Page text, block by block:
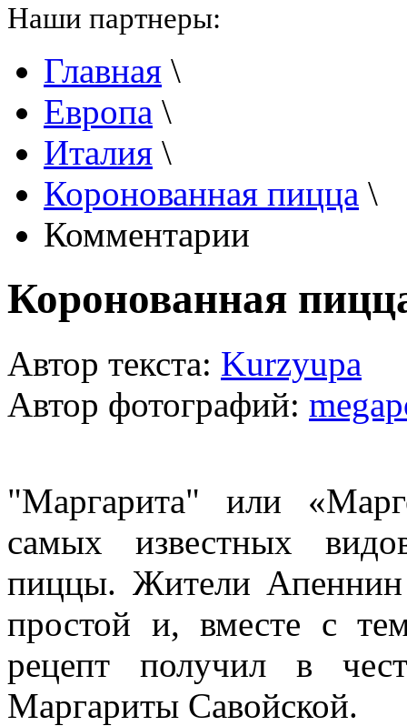
Наши партнеры:
Главная \
Европа \
Италия \
Коронованная пицца \
Комментарии
Коронованная
Автор текста: Kurzyupa
Автор фотографий:
"Маргарита" или
самых известных
пиццы. Жители Апеннин
простой и, вместе с
рецепт получил в
Маргариты Савойской.